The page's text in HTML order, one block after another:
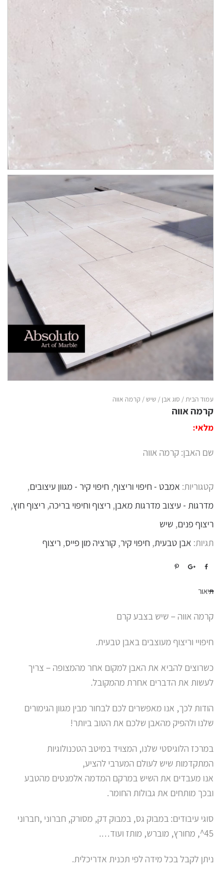
עמוד הבית/ סוג אבן/ שיש/ קרמה אווה
קרמה אווה
מלאי:
שם האבן: קרמה אווה
קטגוריות: אמבט - חיפוי וריצוף, חיפוי קיר - מגוון עיצובים,
מדרגות - עיצוב מדרגות מאבן, ריצוף וחיפוי בריכה, ריצוף חוץ,
ריצוף פנים, שיש
תגיות: אבן טבעית, חיפוי קיר, קורציה מון פייס, ריצוף
תיאור
קרמה אווה – שיש בצבע קרם
חיפויי וריצוף מעוצבים באבן טבעית.
כשרוצים להביא את האבן למקום אחר מהמצופה – צריך
לעשות את הדברים אחרת מהמקובל.
הודות לכך, אנו מאפשרים לכם לבחור מבין מגוון הגימורים
שלנו ולהפיק מהאבן שלכם את הטוב ביותר!
במרכז הלוגיסטי שלנו, המצויד במיטב הטכנולוגיות
המתקדמות שיש לעולם המערבי להציע,
אנו מעבדים את השיש במרקם המדמה אלמנטים מהטבע
ובכך מותחים את גבולות החומר.
סוגי עיבודים: במבוק גס, במבוק דק, מסורק, חברוני ,חברוני
45^, מחורץ, מוברש, מותז ועוד….
ניתן לקבל בכל מידה לפי תכנית אדריכלית.